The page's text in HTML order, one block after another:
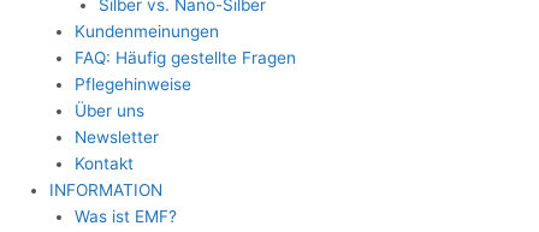
Silber vs. Nano-Silber
Kundenmeinungen
FAQ: Häufig gestellte Fragen
Pflegehinweise
Über uns
Newsletter
Kontakt
INFORMATION
Was ist EMF?